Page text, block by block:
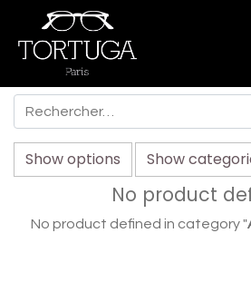
Show options Show
No product
No product defined in category "